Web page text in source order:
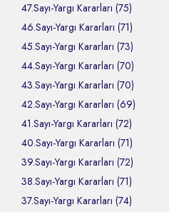
47.Sayı-Yargı Kararları (75)
46.Sayı-Yargı Kararları (71)
45.Sayı-Yargı Kararları (73)
44.Sayı-Yargı Kararları (70)
43.Sayı-Yargı Kararları (70)
42.Sayı-Yargı Kararları (69)
41.Sayı-Yargı Kararları (72)
40.Sayı-Yargı Kararları (71)
39.Sayı-Yargı Kararları (72)
38.Sayı-Yargı Kararları (71)
37.Sayı-Yargı Kararları (74)